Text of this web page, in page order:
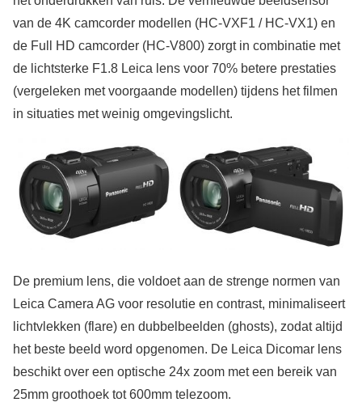
van de 4K camcorder modellen (HC-VXF1 / HC-VX1) en
de Full HD camcorder (HC-V800) zorgt in combinatie met
de lichtsterke F1.8 Leica lens voor 70% betere prestaties
(vergeleken met voorgaande modellen) tijdens het filmen
in situaties met weinig omgevingslicht.
De premium lens, die voldoet aan de strenge normen van
Leica Camera AG voor resolutie en contrast, minimaliseert
lichtvlekken (flare) en dubbelbeelden (ghosts), zodat altijd
het beste beeld word opgenomen. De Leica Dicomar lens
beschikt over een optische 24x zoom met een bereik van
25mm groothoek tot 600mm telezoom.